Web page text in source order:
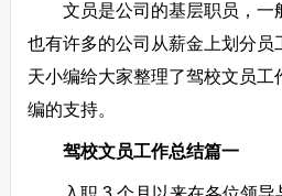
文员是公司的基层职员，一
也有许多的公司从薪金上划分员
天小编给大家整理了驾校文员工
编的支持。
驾校文员工作总结篇一